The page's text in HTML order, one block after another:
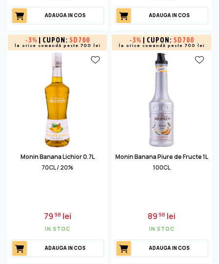
ADAUGA IN COS ADAUGA IN COS
-3% | CUPON: SD700
la orice comandă peste 700 lei
Monin Banana Lichior 0.7L
70CL / 20%
7998 lei
IN STOC
ADAUGA IN COS
-3% | CUPON: SD700
la orice comandă peste 700 lei
Monin Banana Piure de Fructe 1L
100CL
8998 lei
IN STOC
ADAUGA IN COS